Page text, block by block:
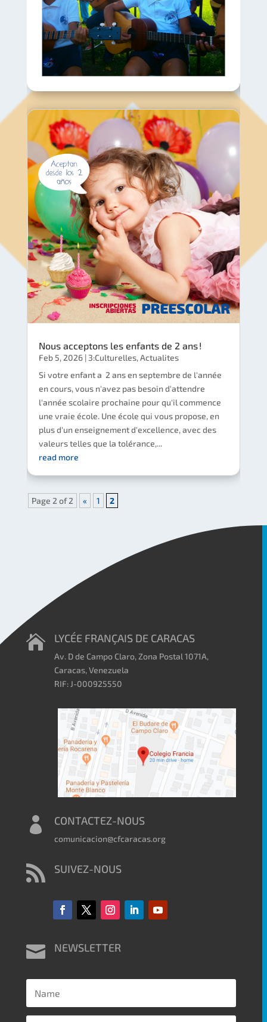
Nous acceptons les enfants de 2 ans !
Feb 5, 2026| 3:Culturelles,Actualites
Si votre enfant a 2 ans en septembre de l'année
en cours, vous n'avez pas besoin d'attendre
l'année scolaire prochaine pour qu'il commence
une vraie école. Une école qui vous propose, en
plus d'un enseignement d'excellence, avec des
valeurs telles que la tolérance,...
read more
Page 2 of 2 « 1 2
 LYCÉE FRANÇAIS DE CARACAS
Av. D de Campo Claro, Zona Postal 1071A,
Caracas, Venezuela
RIF: J-000925550
 CONTACTEZ-NOUS
comunicacion@cfcaracas.org
 SUIVEZ-NOUS
 NEWSLETTER